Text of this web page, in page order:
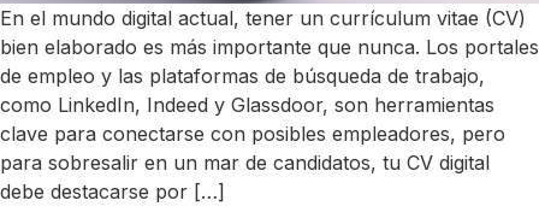
En el mundo digital actual, tener un currículum vitae (CV)
bien elaborado es más importante que nunca. Los portales
de empleo y las plataformas de búsqueda de trabajo,
como LinkedIn, Indeed y Glassdoor, son herramientas
clave para conectarse con posibles empleadores, pero
para sobresalir en un mar de candidatos, tu CV digital
debe destacarse por […]